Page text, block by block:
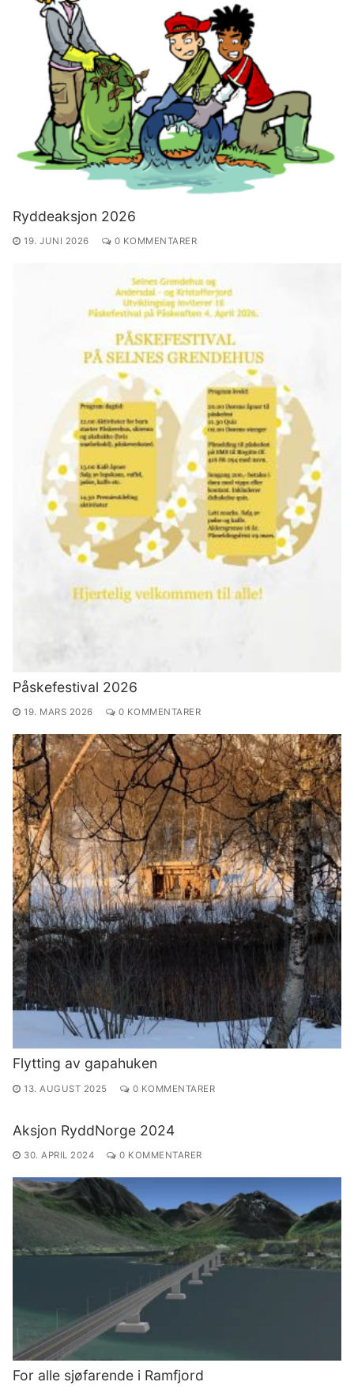
Ryddeaksjon 2026
19. JUNI 2026 0 KOMMENTARER
Påskefestival 2026
19. MARS 2026 0 KOMMENTARER
Flytting av gapahuken
13. AUGUST 2025 0 KOMMENTARER
Aksjon RyddNorge 2024
30. APRIL 2024 0 KOMMENTARER
For alle sjøfarende i Ramfjord